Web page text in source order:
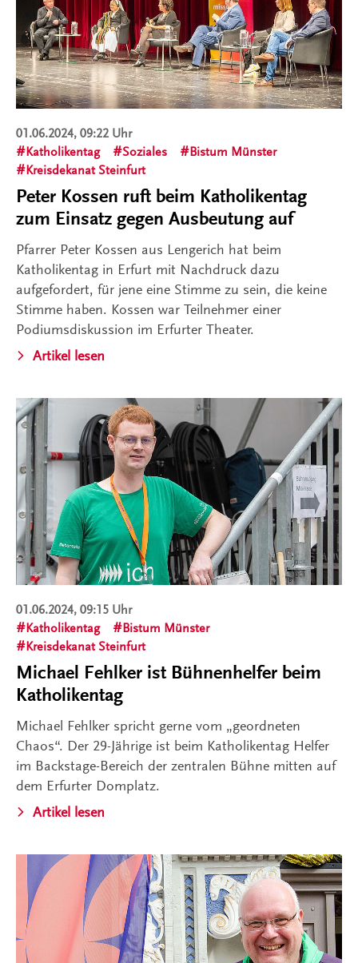
01.06.2024, 09:22 Uhr
Katholikentag
Soziales
Bistum Münster
Kreisdekanat Steinfurt
Peter Kossen ruft beim Katholikentag
zum Einsatz gegen Ausbeutung auf
Pfarrer Peter Kossen aus Lengerich hat beim
Katholikentag in Erfurt mit Nachdruck dazu
aufgefordert, für jene eine Stimme zu sein, die keine
Stimme haben. Kossen war Teilnehmer einer
Podiumsdiskussion im Erfurter Theater.
Artikel lesen
01.06.2024, 09:15 Uhr
Katholikentag
Bistum Münster
Kreisdekanat Steinfurt
Michael Fehlker ist Bühnenhelfer beim
Katholikentag
Michael Fehlker spricht gerne vom „geordneten
Chaos“. Der 29-Jährige ist beim Katholikentag Helfer
im Backstage-Bereich der zentralen Bühne mitten auf
dem Erfurter Domplatz.
Artikel lesen